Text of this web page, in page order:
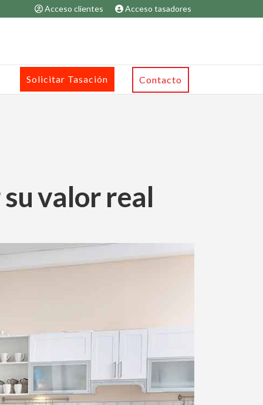
Acceso clientes Acceso tasadores
Solicitar Tasación Contacto
valor real